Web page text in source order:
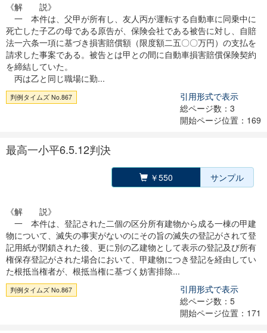
《解 説》
一 本件は、父甲が所有し、友人丙が運転する自動車に同乗中に
死亡した子乙の母である原告が、保険会社である被告に対し、自賠
法一六条一項に基づき損害賠償額（限度額二五〇〇万円）の支払を
請求した事案である。被告とは甲との間に自動車損害賠償保険契約
を締結していた。
丙は乙と同じ職場に勤...
判例タイムズ No.867
引用形式で表示
総ページ数：3
開始ページ位置：169
最高一小平6.5.12判決
￥550 サンプル
《解 説》
一 本件は、登記された二個の区分所有建物から成る一棟の甲建
物について、滅失の事実がないのにその旨の滅失の登記がされて登
記用紙が閉鎖された後、更に別の乙建物として表示の登記及び所有
権保存登記がされた場合において、甲建物につき登記を経由してい
た根抵当権者が、根抵当権に基づく妨害排除...
判例タイムズ No.867
引用形式で表示
総ページ数：5
開始ページ位置：171